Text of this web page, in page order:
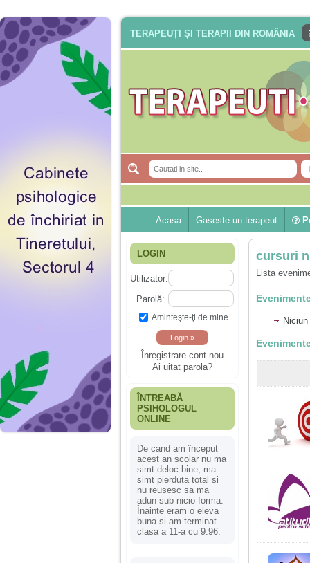
TERAPEUȚI ȘI TERAPII DIN ROMÂNIA
Acasa Gaseste un terapeut
LOGIN
Utilizator:
Parolă:
Aminteşte-ţi de mine
Înregistrare cont nou
Ai uitat parola?
ÎNTREABĂ
PSIHOLOGUL
ONLINE
De cand am început
acest an scolar nu ma
simt deloc bine, ma
simt pierduta total si
nu reusesc sa ma
adun sub nicio forma.
Înainte eram o eleva
buna si am terminat
clasa a 11-a cu 9.96.
cursuri
Lista